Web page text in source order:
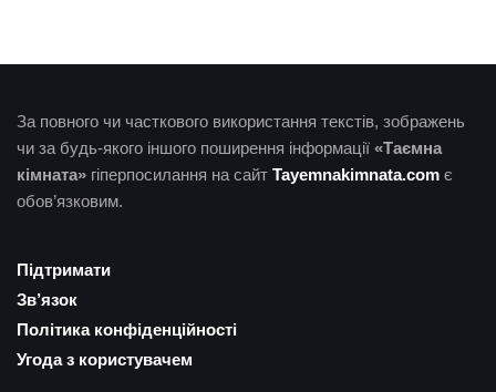
За повного чи часткового використання текстів, зображень
чи за будь-якого іншого поширення інформації «Таємна
кімната» гіперпосилання на сайт Tayemnakimnata.com є
обов’язковим.
Підтримати
Зв’язок
Політика конфіденційності
Угода з користувачем